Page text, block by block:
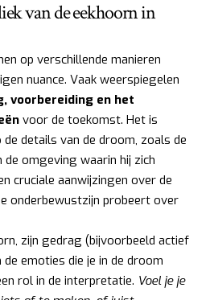
van de eekhoorn in
op verschillende manieren
nuance. Vaak weerspiegelen
voorbereiding en het
voor de toekomst. Het is
details van de droom, zoals de
de omgeving waarin hij zich
cruciale aanwijzingen over de
onderbewustzijn probeert over
zijn gedrag (bijvoorbeeld actief
emoties die je in de droom
rol in de interpretatie. Voel je je